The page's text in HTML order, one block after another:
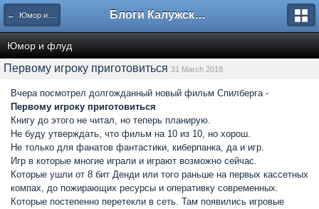
← Юмор и флуд Блоги Калужского перекрестка
Юмор и флуд
Первому игроку приготовиться 31 March 2018
Вчера посмотрел долгожданный новый фильм Спилберга -
Первому игроку приготовиться
Книгу до этого не читал, но теперь планирую.
Не буду утверждать, что фильм на 10 из 10, но хорош.
Не только для фанатов фантастики, киберпанка, да и игр.
Игр в которые многие играли и играют возможно сейчас.
Которые ушли от 8 бит Денди или того раньше на первых кассетных
компах, до пожирающих ресурсы и оперативку современных.
Которые постепенно перетекли в сеть. Там появились игровые